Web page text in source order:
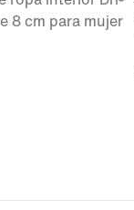
8 cm para mujer